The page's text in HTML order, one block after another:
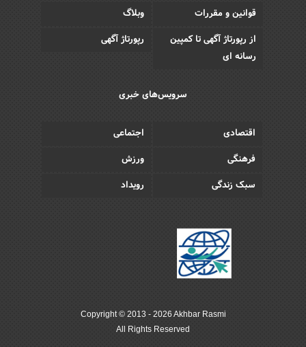
قوانین و مقررات
وبلاگ
از رپورتاژ آگهی تا کمپین
رسانه ای
رپورتاژ آگهی
سرویس‌های خبری
اقتصادی
اجتماعی
فرهنگی
ورزش
سبک زندگی
رویداد
Copyright © 2013 - 2026 Akhbar Rasmi
All Rights Reserved